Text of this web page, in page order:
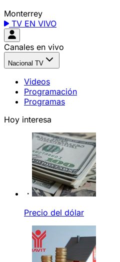
Monterrey
TV EN VIVO
Canales en vivo
Nacional TV
Videos
Programación
Programas
Hoy interesa
Precio del dólar